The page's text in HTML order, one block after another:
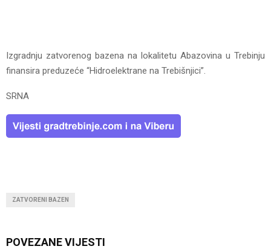
Izgradnju zatvorenog bazena na lokalitetu Abazovina u Trebinju
finansira preduzeće “Hidroelektrane na Trebišnjici”.
SRNA
ZATVORENI BAZEN
POVEZANE VIJESTI